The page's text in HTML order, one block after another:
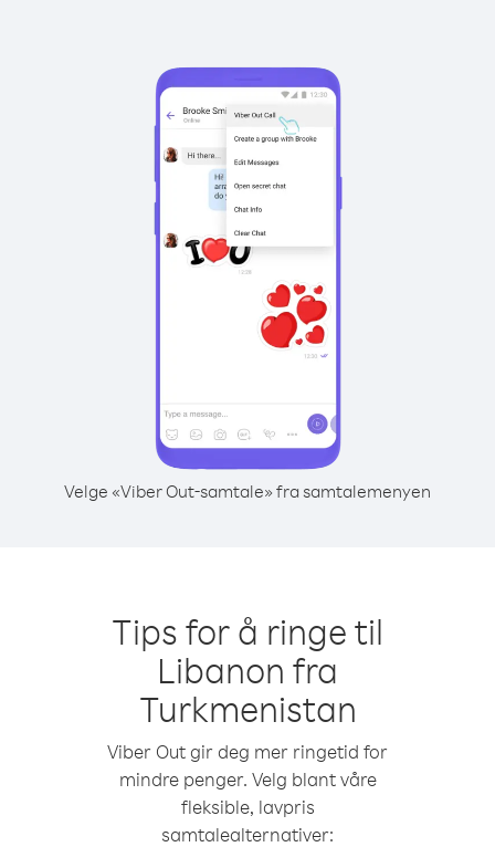
Velge «Viber Out-samtale» fra samtalemenyen
Tips for å ringe til
Libanon fra
Turkmenistan
Viber Out gir deg mer ringetid for
mindre penger. Velg blant våre
fleksible, lavpris
samtalealternativer: